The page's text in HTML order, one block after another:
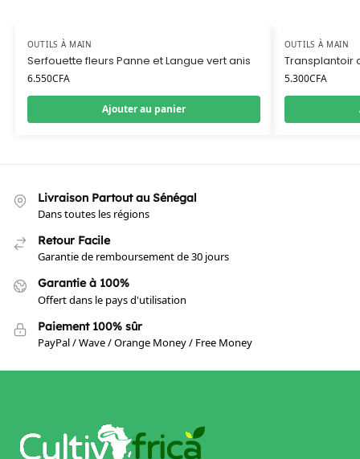
OUTILS À MAIN
Serfouette fleurs Panne et Langue vert anis
6.550CFA
Ajouter au panier
OUTILS À MAIN
Transplantoir
5.300CFA
Livraison Partout au Sénégal
Dans toutes les régions
Retour Facile
Garantie de remboursement de 30 jours
Garantie à 100%
Offert dans le pays d'utilisation
Paiement 100% sûr
PayPal / Wave / Orange Money / Free Money